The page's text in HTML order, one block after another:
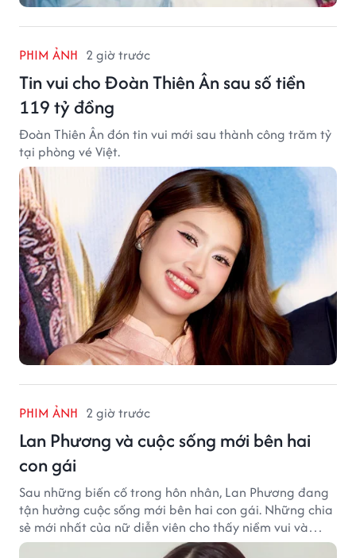
PHIM ẢNH 2 giờ trước
Tin vui cho Đoàn Thiên Ân sau số tiền
119 tỷ đồng
Đoàn Thiên Ân đón tin vui mới sau thành công trăm tỷ
tại phòng vé Việt.
PHIM ẢNH 2 giờ trước
Lan Phương và cuộc sống mới bên hai
con gái
Sau những biến cố trong hôn nhân, Lan Phương đang
tận hưởng cuộc sống mới bên hai con gái. Những chia
sẻ mới nhất của nữ diễn viên cho thấy niềm vui và
hạnh phúc hiện tại đến từ những điều bình dị mỗi